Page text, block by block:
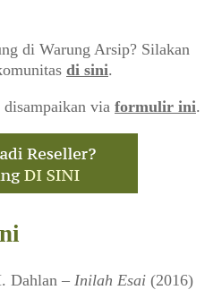
di Warung Arsip? Silakan
di sini.
disampaikan via formulir ini.
Dahlan – Inilah Esai (2016)